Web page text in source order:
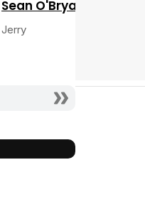
Sean O'Bryan
Jerry